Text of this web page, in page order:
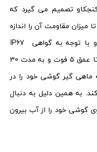
تصمیم می گیرد که
میزان مقاومت آن را اندازه
بگیرد. طبق آنچه اپل ادعا کرده بود و با توجه به گواهی IP67
انتظار می رفت که این گوشی بتواند تا عمق 5 فوت و به مدت 30
ماهی گیر گوشی خود را در
به همین دلیل به دنبال
گوشی خود را از آب بیرون